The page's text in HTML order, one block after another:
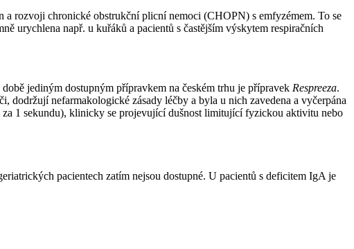
rozvoji chronické obstrukční plicní nemoci (CHOPN) s emfyzémem. To se
urychlena např. u kuřáků a pacientů s častějším výskytem respiračních
jediným dostupným přípravkem na českém trhu je přípravek Respreeza.
dodržují nefarmakologické zásady léčby a byla u nich zavedena a vyčerpána
1 sekundu), klinicky se projevující dušnost limitující fyzickou aktivitu nebo
pacientech zatím nejsou dostupné. U pacientů s deficitem IgA je